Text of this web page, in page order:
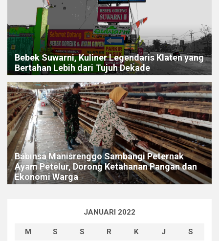
Bebek Suwarni, Kuliner Legendaris Klaten yang
Bertahan Lebih dari Tujuh Dekade
Babinsa Manisrenggo Sambangi Peternak
Ayam Petelur, Dorong Ketahanan Pangan dan
Ekonomi Warga
JANUARI 2022
M S S R K J
S